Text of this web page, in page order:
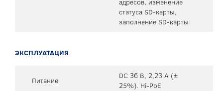
статуса SD-карты,
заполнение SD-карты
ЭКСПЛУАТАЦИЯ
Питание
DC 36 В, 2,23 А (±
25%). Hi-PoE